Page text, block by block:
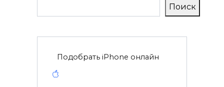
Поиск
Подобрать iPhone онлайн